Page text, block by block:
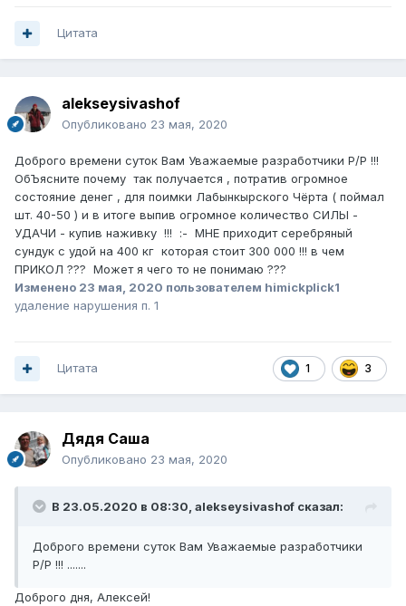
Цитата
alekseysivashof
Опубликовано 23 мая, 2020
Доброго времени суток Вам Уважаемые разработчики Р/Р !!!
ОбЪясните почему так получается , потратив огромное
состояние денег , для поимки Лабынкырского Чёрта ( поймал
шт. 40-50 ) и в итоге выпив огромное количество СИЛЫ -
УДАЧИ - купив наживку !!! :- МНЕ приходит серебряный
сундук с удой на 400 кг которая стоит 300 000 !!! в чем
ПРИКОЛ ??? Может я чего то не понимаю ???
Изменено 23 мая, 2020 пользователем himickplick1
удаление нарушения п. 1
1 3
Цитата
Дядя Саша
Опубликовано 23 мая, 2020
В 23.05.2020 в 08:30, alekseysivashof сказал:
Доброго времени суток Вам Уважаемые разработчики
Р/Р !!! .......
Доброго дня, Алексей!